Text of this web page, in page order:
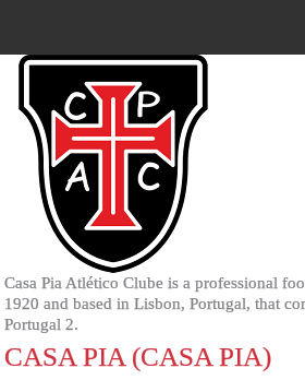
Casa Pia Atlético Clube is a professional
1920 and based in Lisbon, Portugal, that
Portugal 2.
CASA PIA (CASA PIA)